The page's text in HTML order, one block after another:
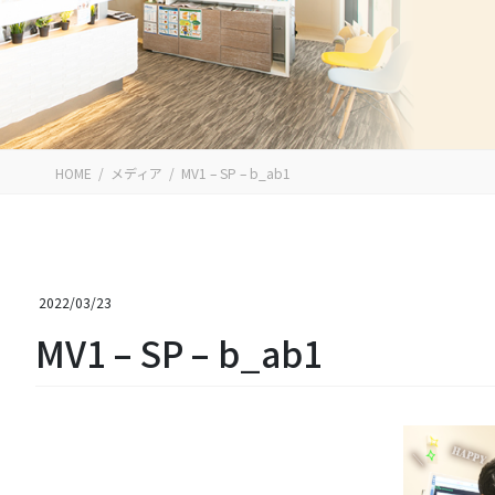
HOME メディア MV1 – SP – b_ab1
2022/03/23
MV1 – SP – b_ab1